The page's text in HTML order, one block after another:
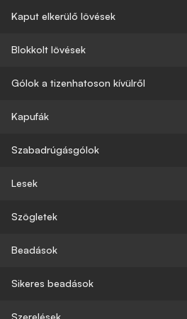
Kaput elkerülő lövések
Blokkolt lövések
Gólok a tizenhatoson kívülről
Kapufák
Szabadrúgásgólok
Lesek
Szögletek
Beadások
Sikeres beadások
Szerelések